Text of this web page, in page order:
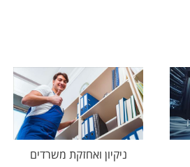
ניקיון ואחזקת משרדים